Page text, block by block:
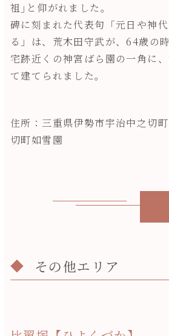
祖｣と仰がれました。
碑に刻まれた代表句「元日や神
る」は、荒木田守武が、64歳の
宅跡近くの神宮ばら園の一角に
て建てられました。
住所：三重県伊勢市宇治中之切
切町如雪園
その他エリア